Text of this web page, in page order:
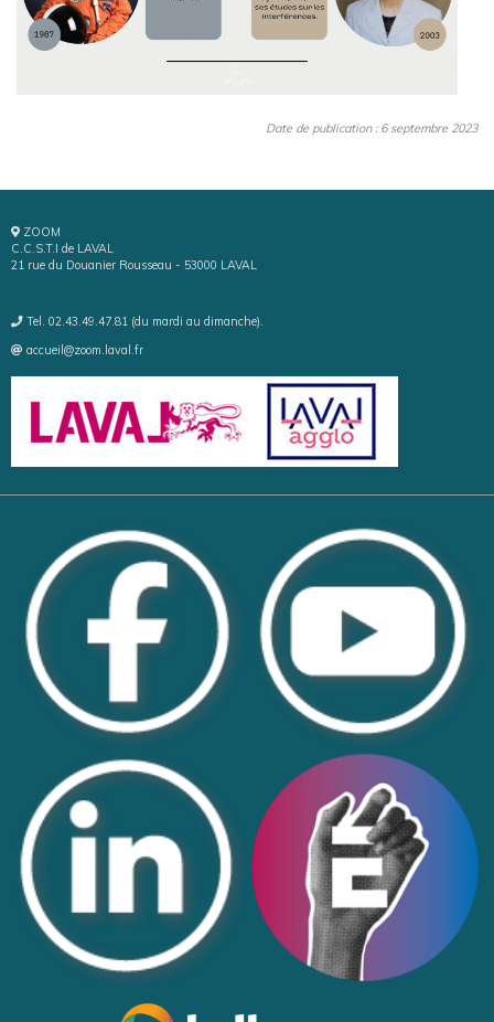
Date de publication : 6 septembre 2023
ZOOM
C.C.S.T.I de LAVAL
21 rue du Douanier Rousseau - 53000 LAVAL
Tel. 02.43.49.47.81 (du mardi au dimanche).
accueil@zoom.laval.fr